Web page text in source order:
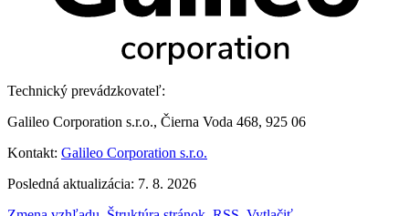
Technický prevádzkovateľ:
Galileo Corporation s.r.o., Čierna Voda 468, 925 06
Kontakt: Galileo Corporation s.r.o.
Posledná aktualizácia: 7. 8. 2026